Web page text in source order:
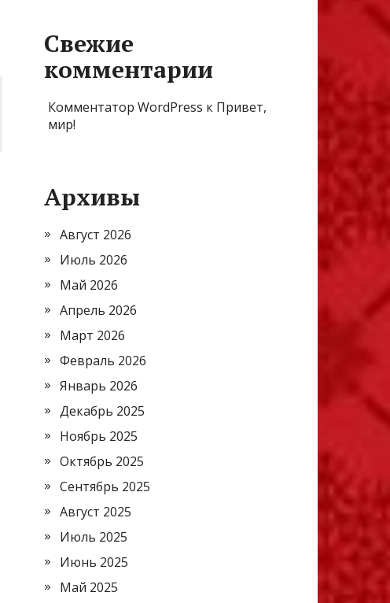
Свежие
комментарии
Комментатор WordPress к Привет,
мир!
Архивы
Август 2026
Июль 2026
Май 2026
Апрель 2026
Март 2026
Февраль 2026
Январь 2026
Декабрь 2025
Ноябрь 2025
Октябрь 2025
Сентябрь 2025
Август 2025
Июль 2025
Июнь 2025
Май 2025